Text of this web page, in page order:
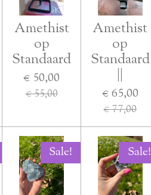
Amethist
op
Standaard
€ 50,00
€ 55,00
Amethist
op
Standaard
€ 65,00
€ 77,00
Sale! Sale!